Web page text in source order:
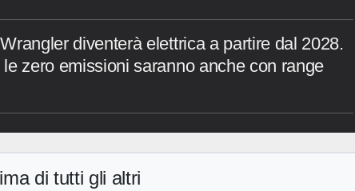
diventerà elettrica a partire dal 2028.
zero emissioni saranno anche con range
di tutti gli altri